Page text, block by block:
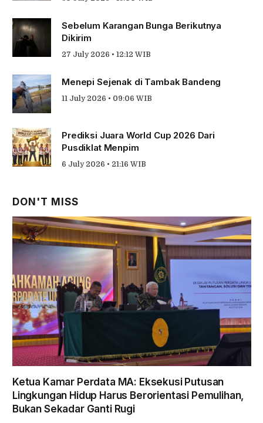
Sebelum Karangan Bunga Berikutnya
Dikirim
27 July 2026 • 12:12 WIB
Menepi Sejenak di Tambak Bandeng
11 July 2026 • 09:06 WIB
Prediksi Juara World Cup 2026 Dari
Pusdiklat Menpim
6 July 2026 • 21:16 WIB
DON'T MISS
Ketua Kamar Perdata MA: Eksekusi Putusan
Lingkungan Hidup Harus Berorientasi Pemulihan,
Bukan Sekadar Ganti Rugi